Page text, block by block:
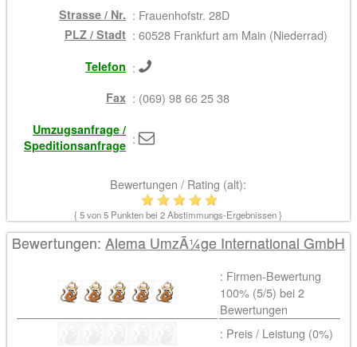
Strasse / Nr. : Frauenhofstr. 28D
PLZ / Stadt : 60528 Frankfurt am Main (Niederrad)
Telefon :
Fax : (069) 98 66 25 38
Umzugsanfrage /
Speditionsanfrage :
Bewertungen / Rating (alt):
{5von 5 Punkten bei2Abstimmungs-Ergebnissen }
Bewertungen: Alema UmzÃ¼ge International GmbH
: Firmen-Bewertung
100% (5/5) bei2
Bewertungen
: Preis / Leistung (0%)